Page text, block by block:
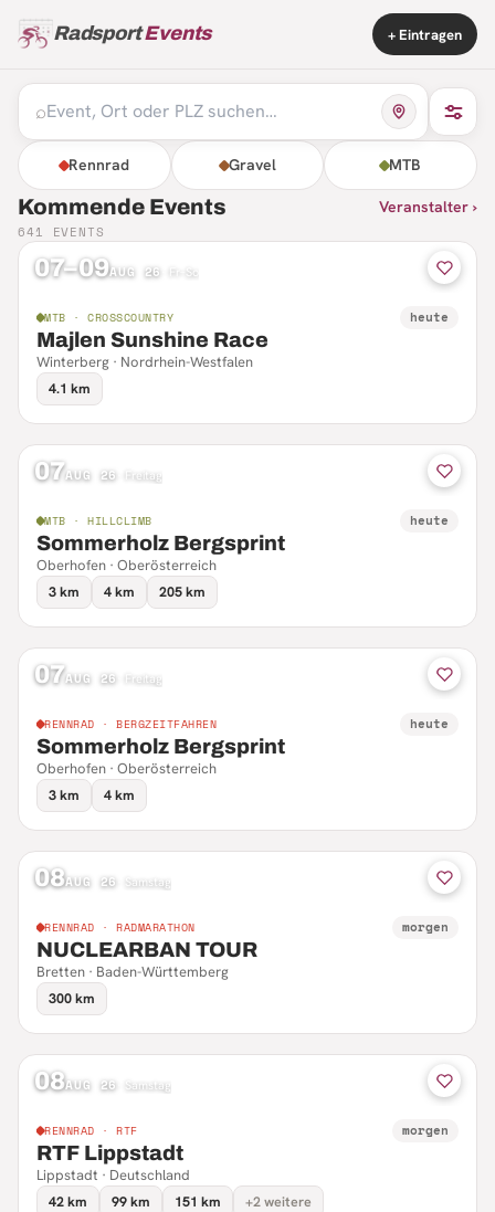
RadsportEvents + Eintragen
⌕
Rennrad Gravel MTB
Kommende Events Veranstalter ›
641 EVENTS
07–09AUG 26 Fr–So
MTB · CROSSCOUNTRY heute
Majlen Sunshine Race
Winterberg · Nordrhein-Westfalen
4.1 km
07AUG 26 Freitag
MTB · HILLCLIMB heute
Sommerholz Bergsprint
Oberhofen · Oberösterreich
3 km
4 km 205 km
07AUG 26 Freitag
RENNRAD · BERGZEITFAHREN heute
Sommerholz Bergsprint
Oberhofen · Oberösterreich
3 km
4 km
08AUG 26 Samstag
RENNRAD · RADMARATHON morgen
NUCLEARBAN TOUR
Bretten · Baden-Württemberg
300 km
08AUG 26 Samstag
RENNRAD · RTF morgen
RTF Lippstadt
Lippstadt · Deutschland
42 km
99 km 151 km +2 weitere